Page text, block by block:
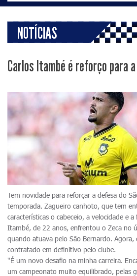
NOTÍCIAS
Carlos Itambé é reforço para
Tem novidade para reforçar a defesa do
temporada. Zagueiro canhoto, que tem
características o cabeceio, a velocidade e
Itambé, de 22 anos, enfrentou o Zeca no
quando atuava pelo São Bernardo. Agora,
contratado em definitivo pelo clube.
"É um novo desafio na minha carreira.
um campeonato muito equilibrado, pelas